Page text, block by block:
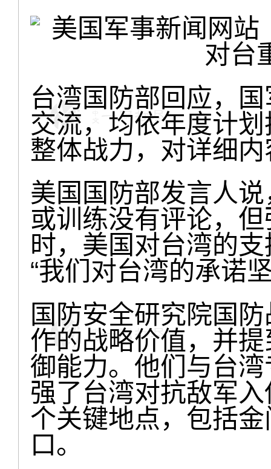
台湾国防部回应，
交流，均依年度计
整体战力，对详细
美国国防部发言人
或训练没有评论，
时，美国对台湾的
“我们对台湾的承诺
国防安全研究院国
作的战略价值，并
御能力。他们与台
强了台湾对抗敌军
个关键地点，包括
口。